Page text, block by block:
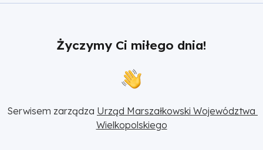
Życzymy Ci miłego dnia!
Serwisem zarządza Urząd Marszałkowski Województwa
Wielkopolskiego